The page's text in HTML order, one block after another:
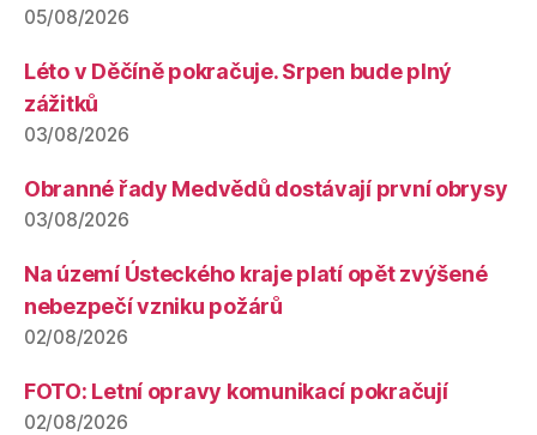
05/08/2026
Léto v Děčíně pokračuje. Srpen bude plný
zážitků
03/08/2026
Obranné řady Medvědů dostávají první obrysy
03/08/2026
Na území Ústeckého kraje platí opět zvýšené
nebezpečí vzniku požárů
02/08/2026
FOTO: Letní opravy komunikací pokračují
02/08/2026